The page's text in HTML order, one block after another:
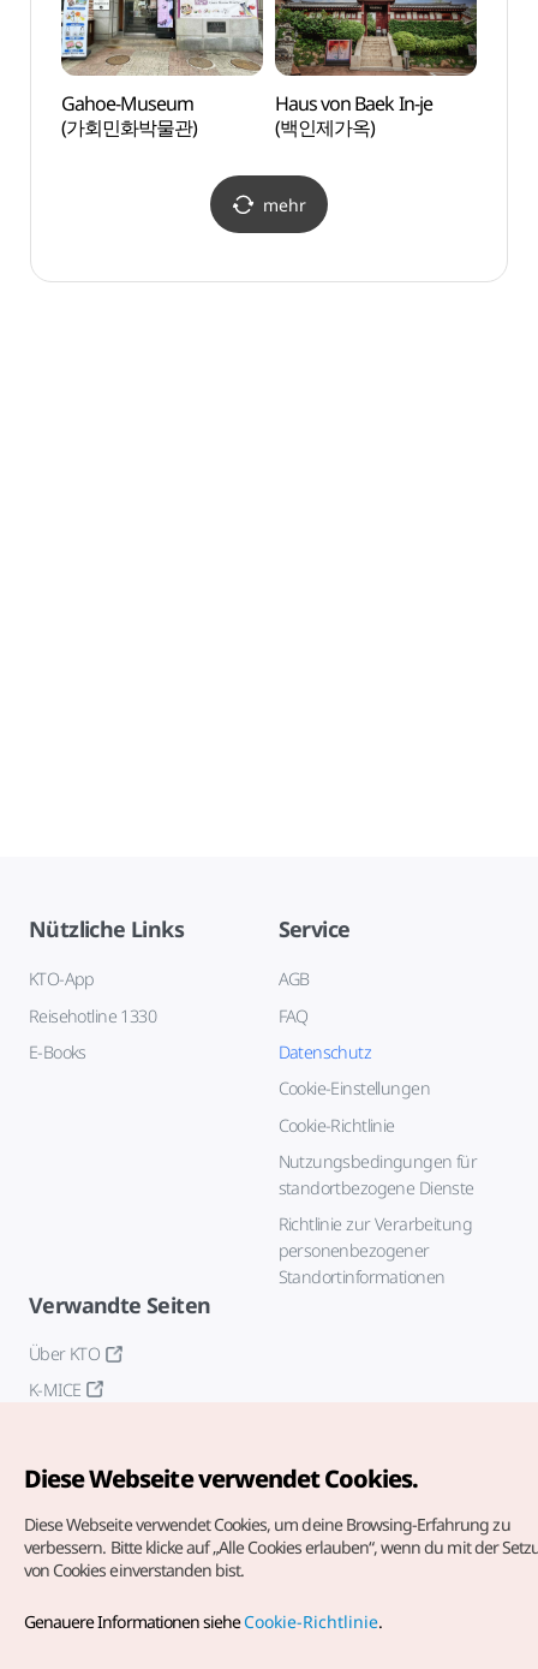
Gahoe-Museum
(가회민화박물관)
Haus von Baek In-je
(백인제가옥)
mehr
Nützliche Links
KTO-App
Reisehotline 1330
E-Books
Service
AGB
FAQ
Datenschutz
Cookie-Einstellungen
Cookie-Richtlinie
Nutzungsbedingungen für
standortbezogene Dienste
Richtlinie zur Verarbeitung
personenbezogener
Standortinformationen
Verwandte Seiten
Über KTO
K-MICE
vorbehalten.
Diese Webseite verwendet Cookies.
Diese Webseite verwendet Cookies, um deine Browsing-Erfahrung zu
verbessern. Bitte klicke auf „Alle Cookies erlauben“, wenn du mit der
von Cookies einverstanden bist.
Genauere Informationen sieheCookie-Richtlinie.